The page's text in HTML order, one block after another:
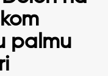
palmu